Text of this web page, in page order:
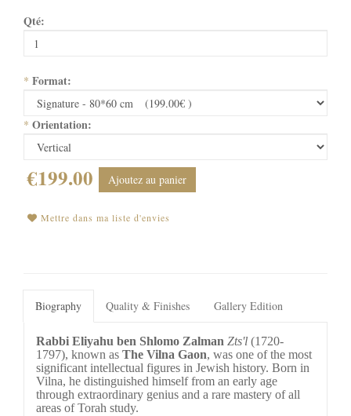
Qté:
* Format:
* Orientation:
€199.00 Ajoutez au panier
Mettre dans ma liste d'envies
Biography Quality & Finishes Gallery Edition
Rabbi Eliyahu ben Shlomo Zalman Zts'l (1720-
1797), known as The Vilna Gaon, was one of the most
significant intellectual figures in Jewish history. Born in
Vilna, he distinguished himself from an early age
through extraordinary genius and a rare mastery of all
areas of Torah study.